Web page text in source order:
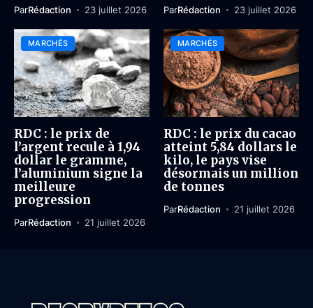
ParRédaction 23 juillet 2026 ParRédaction 23 juillet 2026
MARCHÉS
RDC : le prix de
l’argent recule à 1,94
dollar le gramme,
l’aluminium signe la
meilleure
progression
ParRédaction 21 juillet 2026
MARCHÉS
RDC : le prix du cacao
atteint 5,84 dollars le
kilo, le pays vise
désormais un million
de tonnes
ParRédaction 21 juillet 2026